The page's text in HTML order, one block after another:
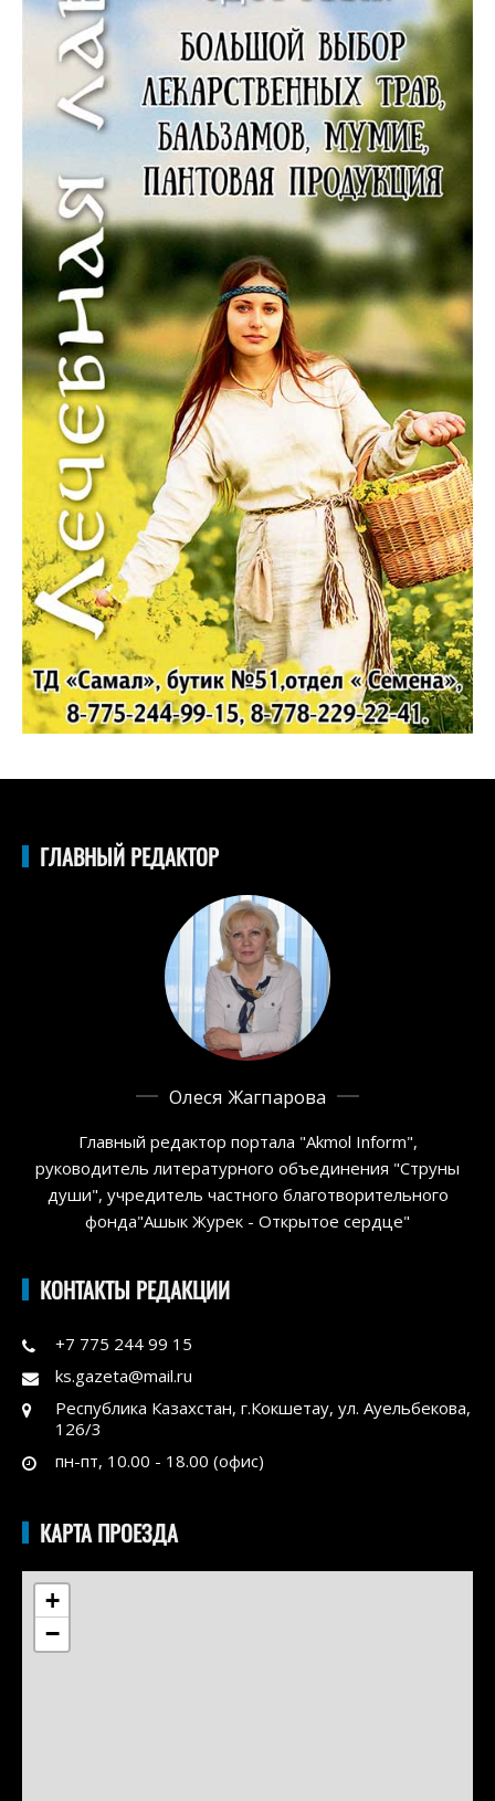
ГЛАВНЫЙ РЕДАКТОР
Олеся Жагпарова
Главный редактор портала "Akmol Inform",
руководитель литературного объединения "Струны
души", учредитель частного благотворительного
фонда"Ашык Журек - Открытое сердце"
КОНТАКТЫ РЕДАКЦИИ
+7 775 244 99 15
ks.gazeta@mail.ru
Республика Казахстан, г.Кокшетау, ул. Ауельбекова,
126/3
пн-пт, 10.00 - 18.00 (офис)
КАРТА ПРОЕЗДА
+
−